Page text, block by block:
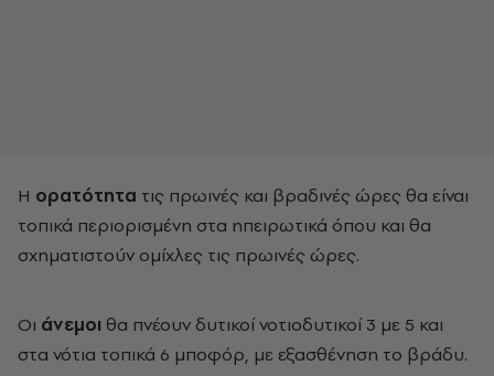
Η ορατότητα τις πρωινές και βραδινές ώρες θα είναι
τοπικά περιορισμένη στα ηπειρωτικά όπου και θα
σχηματιστούν ομίχλες τις πρωινές ώρες.
Οι άνεμοι θα πνέουν δυτικοί νοτιοδυτικοί 3 με 5 και
στα νότια τοπικά 6 μποφόρ, με εξασθένηση το βράδυ.